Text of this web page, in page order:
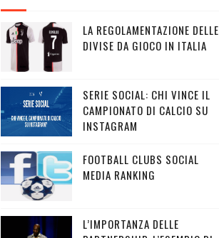
LA REGOLAMENTAZIONE DELLE
DIVISE DA GIOCO IN ITALIA
SERIE SOCIAL: CHI VINCE IL
CAMPIONATO DI CALCIO SU
INSTAGRAM
FOOTBALL CLUBS SOCIAL
MEDIA RANKING
L’IMPORTANZA DELLE